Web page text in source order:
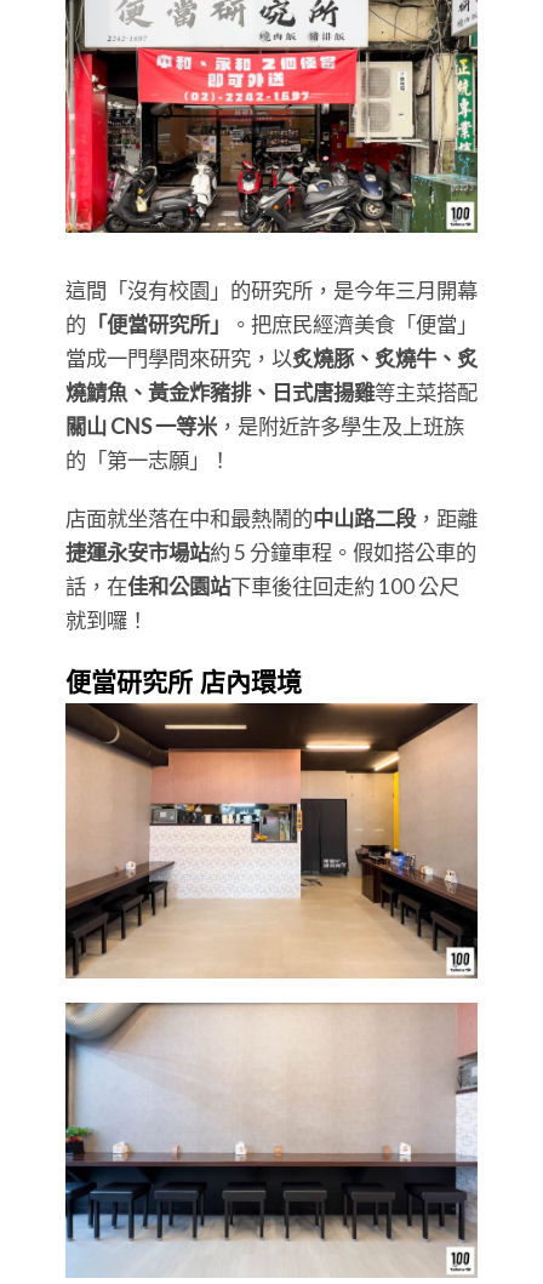
這間「沒有校園」的研究所，是今年三月開幕
的 「便當研究所」
。把庶民經濟美食「便當」
當成一門學問來研究，以炙燒豚、炙燒牛、炙
燒鯖魚、黃金炸豬排、日式唐揚雞等主菜搭配
關山 CNS 一等米 ，是附近許多學生及上班族
的「第一志願」！
店面就坐落在中和最熱鬧的中山路二段，距離
捷運永安市場站約 5 分鐘車程。假如搭公車的
話，在佳和公園站下車後往回走約 100 公尺
就到囉！
便當研究所 店內環境